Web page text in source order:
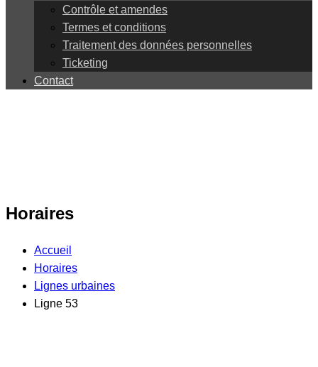
Contrôle et amendes
Termes et conditions
Traitement des données personnelles
Ticketing
Contact
Horaires
Accueil
Horaires
Lignes urbaines
Ligne 53